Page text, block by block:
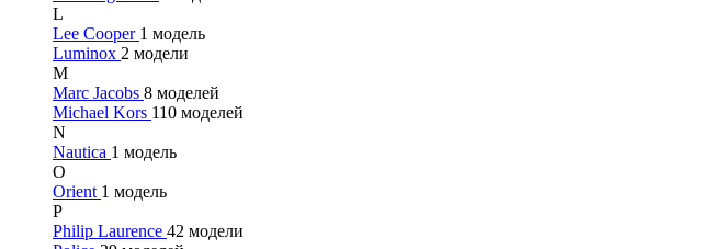
L
Lee Cooper 1 модель
Luminox 2 модели
M
Marc Jacobs 8 моделей
Michael Kors 110 моделей
N
Nautica 1 модель
O
Orient 1 модель
P
Philip Laurence 42 модели